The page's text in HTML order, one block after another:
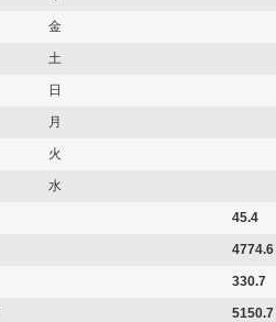
金
土
日
月
火
水
45.4
4774.6
330.7
5150.7